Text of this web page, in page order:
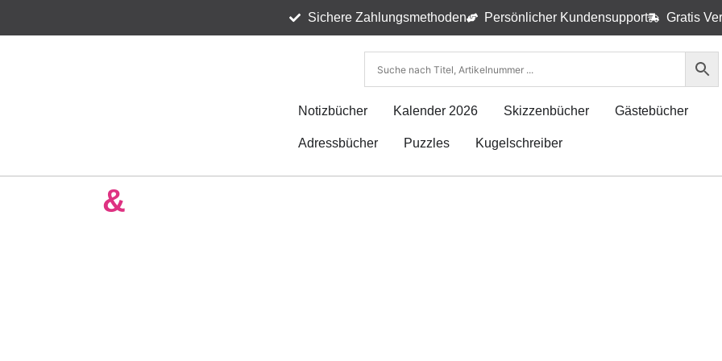
Sichere Zahlungsmethoden Persönlicher Kundensupport Gratis
Notizbücher Kalender 2026 Skizzenbücher Gästebücher
Adressbücher Puzzles Kugelschreiber
&